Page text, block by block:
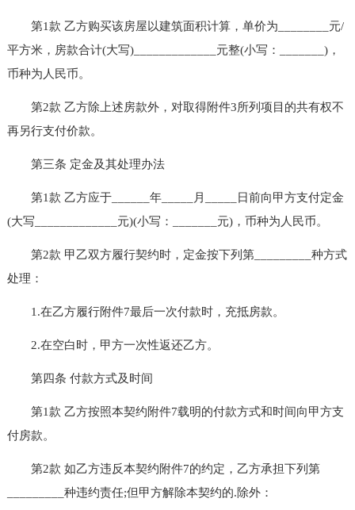
第1款 乙方购买该房屋以建筑面积计算，单价为________元/
平方米，房款合计(大写)_____________元整(小写：_______)，
币种为人民币。
第2款 乙方除上述房款外，对取得附件3所列项目的共有权不
再另行支付价款。
第三条 定金及其处理办法
第1款 乙方应于______年_____月_____日前向甲方支付定金
(大写_____________元)(小写：_______元)，币种为人民币。
第2款 甲乙双方履行契约时，定金按下列第_________种方式
处理：
1.在乙方履行附件7最后一次付款时，充抵房款。
2.在空白时，甲方一次性返还乙方。
第四条 付款方式及时间
第1款 乙方按照本契约附件7载明的付款方式和时间向甲方支
付房款。
第2款 如乙方违反本契约附件7的约定，乙方承担下列第
_________种违约责任;但甲方解除本契约的.除外：